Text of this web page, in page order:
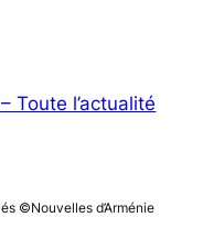
l’actualité
©Nouvelles d’Arménie